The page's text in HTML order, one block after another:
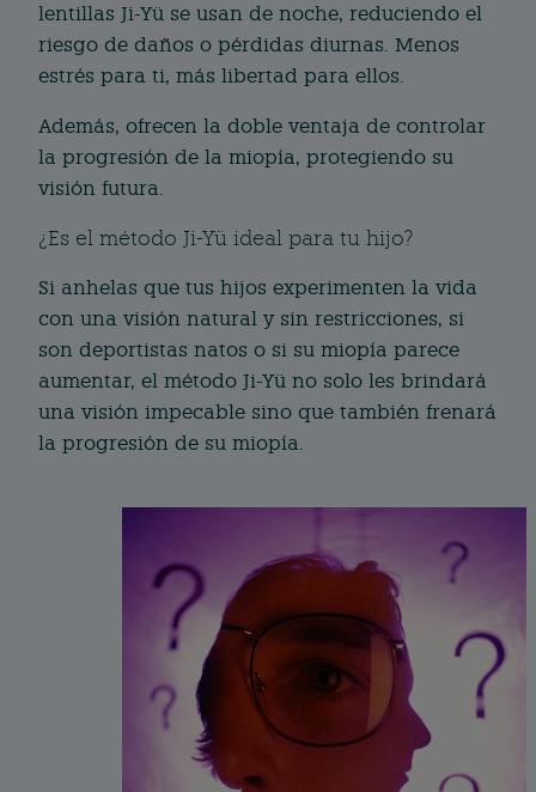
lentillas Ji-Yü se usan de noche, reduciendo el
riesgo de daños o pérdidas diurnas. Menos
estrés para ti, más libertad para ellos.
Además, ofrecen la doble ventaja de controlar
la progresión de la miopía, protegiendo su
visión futura.
¿Es el método Ji-Yü ideal para tu hijo?
Si anhelas que tus hijos experimenten la vida
con una visión natural y sin restricciones, si
son deportistas natos o si su miopía parece
aumentar, el método Ji-Yü no solo les brindará
una visión impecable sino que también frenará
la progresión de su miopía.